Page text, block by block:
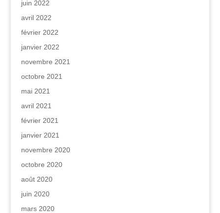
juin 2022
avril 2022
février 2022
janvier 2022
novembre 2021
octobre 2021
mai 2021
avril 2021
février 2021
janvier 2021
novembre 2020
octobre 2020
août 2020
juin 2020
mars 2020